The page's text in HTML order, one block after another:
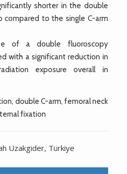
shorter in the double
compared to the single C-arm
of a double fluoroscopy
with a significant reduction in
exposure overall in
double C-arm, femoral neck
fixation
Uzakgider, Türkiye